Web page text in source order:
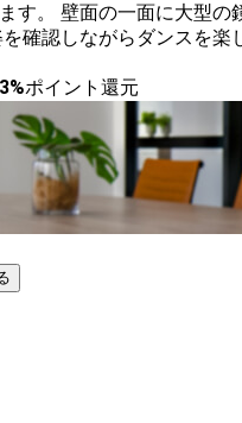
す。 壁面の一面に大型の
確認しながらダンスを楽
3%ポイント還元